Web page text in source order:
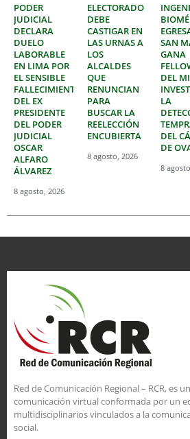
PODER
JUDICIAL
DECLARA
DUELO
LABORABLE
EN LIMA POR
EL SENSIBLE
FALLECIMIENTO
DEL EX
PRESIDENTE
DEL PODER
JUDICIAL
OSCAR
ALFARO
ÁLVAREZ
8 agosto, 2026
ELECTORADO
DEBE
CASTIGAR EN
LAS URNAS A
LOS
ALCALDES
QUE
RENUNCIAN
PARA
BUSCAR LA
REELECCIÓN
ENCUBIERTA
8 agosto, 2026
SAN
GANA
DEL
LA
DEL
DE
8
Red de Comunicación Regional – RCR, es
comunicación virtual conformada por un
multidisciplinarios vinculados a la
social.